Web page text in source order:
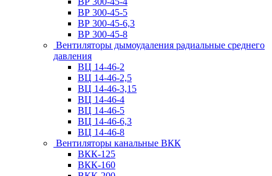
ВР 300-45-5
ВР 300-45-6,3
ВР 300-45-8
Вентиляторы дымоудаления радиальные среднего
давления
ВЦ 14-46-2
ВЦ 14-46-2,5
ВЦ 14-46-3,15
ВЦ 14-46-4
ВЦ 14-46-5
ВЦ 14-46-6,3
ВЦ 14-46-8
Вентиляторы канальные ВКК
ВКК-125
ВКК-160